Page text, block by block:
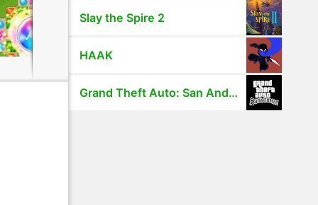
Slay the Spire 2
HAAK
Grand Theft Auto: San Andreas